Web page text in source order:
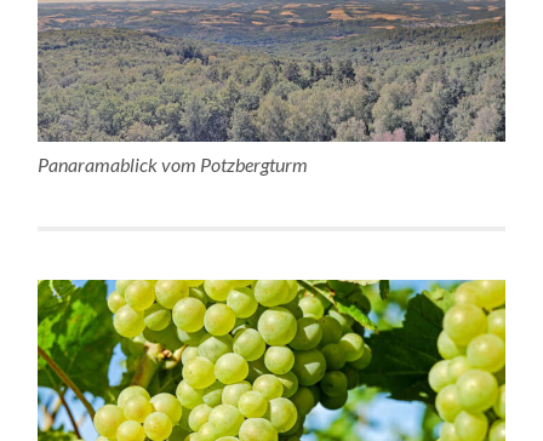
Panaramablick vom Potzbergturm